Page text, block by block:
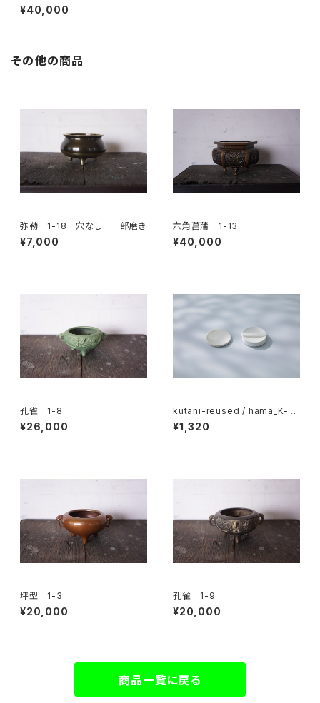
¥40,000
その他の商品
弥勒 1-18 穴なし 一部磨き
¥7,000
六角菖蒲 1-13
¥40,000
孔雀 1-8
¥26,000
kutani-reused / hama_K-15
3piece
¥1,320
坪型 1-3
¥20,000
孔雀 1-9
¥20,000
商品一覧に戻る